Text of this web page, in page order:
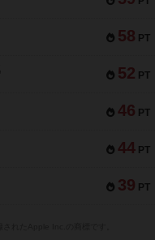
58 PT
52 PT
46 PT
44 PT
39 PT